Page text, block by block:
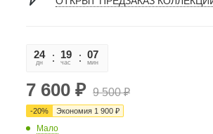
24
дн
19
час
07
мин
7 600 ₽ 9 500₽
-20% Экономия 1 900 ₽
Мало